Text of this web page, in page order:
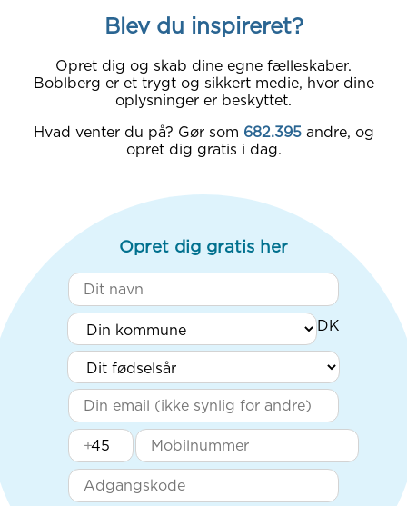
Blev du inspireret?
Opret dig og skab dine egne fælleskaber.
Boblberg er et trygt og sikkert medie, hvor dine
oplysninger er beskyttet.
Hvad venter du på? Gør som 682.395 andre, og
opret dig gratis i dag.
Opret dig gratis her
+